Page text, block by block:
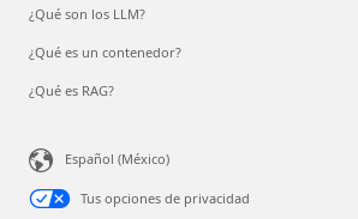
¿Qué son los LLM?
¿Qué es un contenedor?
¿Qué es RAG?
Español (México)
Tus opciones de privacidad